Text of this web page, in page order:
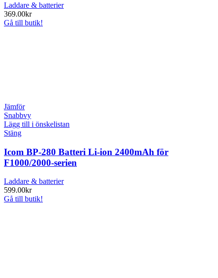
Laddare & batterier
369.00kr
Gå till butik!
Jämför
Snabbvy
Lägg till i önskelistan
Stäng
Icom BP-280 Batteri Li-ion 2400mAh för
F1000/2000-serien
Laddare & batterier
599.00kr
Gå till butik!